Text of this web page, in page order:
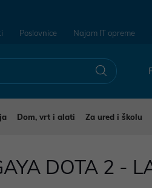
Poslovnice Najam IT opreme
Dom, vrt i alati Za ured i školu
DOTA 2 -